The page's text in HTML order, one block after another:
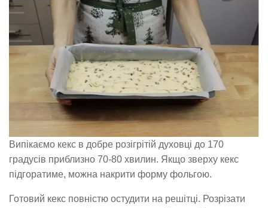
Випікаємо кекс в добре розігрітій духовці до 170
градусів приблизно 70-80 хвилин. Якщо зверху кекс
підгоратиме, можна накрити форму фольгою.
Готовий кекс повністю остудити на решітці. Розрізати